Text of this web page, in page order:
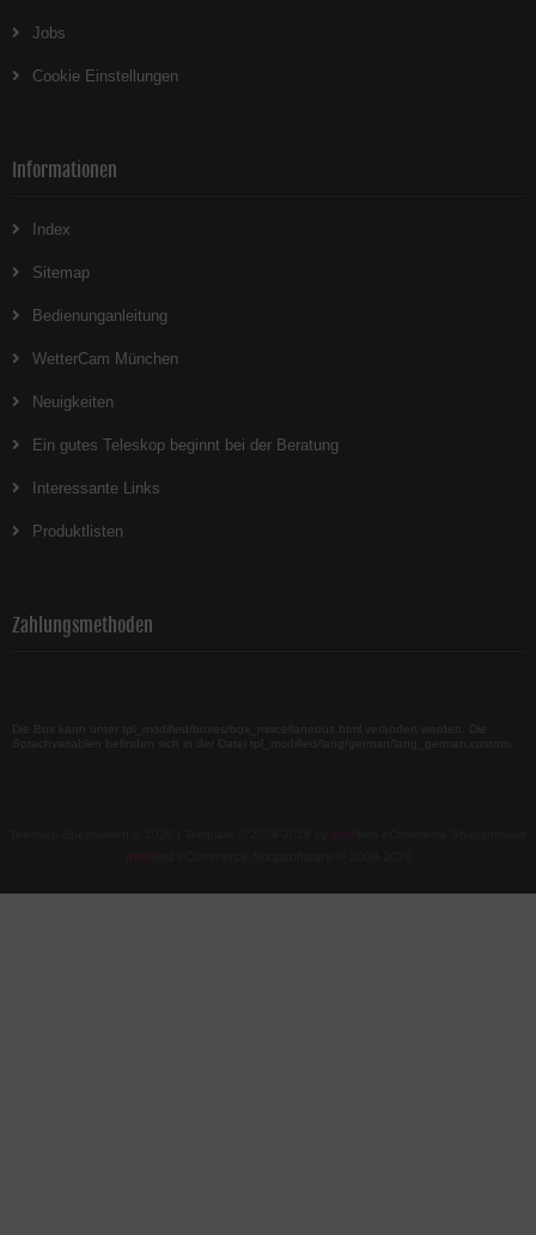
Jobs
Cookie Einstellungen
Informationen
Index
Sitemap
Bedienunganleitung
WetterCam München
Neuigkeiten
Ein gutes Teleskop beginnt bei der Beratung
Interessante Links
Produktlisten
Zahlungsmethoden
Die Box kann unter tpl_modified/boxes/box_miscellaneous.html verändert werden. Die
Sprachvariablen befinden sich in der Datei tpl_modified/lang/german/lang_german.custom.
mod
mod